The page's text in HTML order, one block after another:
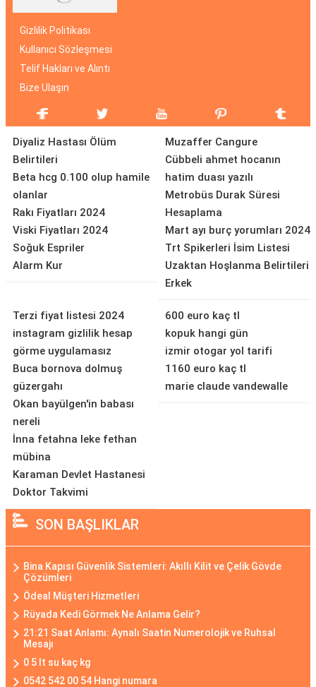
Gizlilik Politikası
Kullanıcı Sözleşmesi
Telif Hakları ve Alıntı
Bize Ulaşın
Diyaliz Hastası Ölüm
Belirtileri
Beta hcg 0.100 olup hamile
olanlar
Rakı Fiyatları 2024
Viski Fiyatları 2024
Soğuk Espriler
Alarm Kur
Muzaffer Cangure
Cübbeli ahmet hocanın
hatim duası yazılı
Metrobüs Durak Süresi
Hesaplama
Mart ayı burç yorumları 2024
Trt Spikerleri İsim Listesi
Uzaktan Hoşlanma Belirtileri
Erkek
Terzi fiyat listesi 2024
instagram gizlilik hesap
görme uygulamasız
Buca bornova dolmuş
güzergahı
Okan bayülgen'in babası
nereli
İnna fetahna leke fethan
mübina
Karaman Devlet Hastanesi
Doktor Takvimi
600 euro kaç tl
kopuk hangi gün
izmir otogar yol tarifi
1160 euro kaç tl
marie claude vandewalle
SON BAŞLIKLAR
Bina Kapısı Güvenlik Sistemleri: Akıllı Kilit ve Çelik Gövde
Çözümleri
Ödeal Müşteri Hizmetleri
Rüyada Kedi Görmek Ne Anlama Gelir?
21:21 Saat Anlamı: Aynalı Saatin Numerolojik ve Ruhsal
Mesajı
0 5 lt su kaç kg
0542 542 00 54 Hangi numara